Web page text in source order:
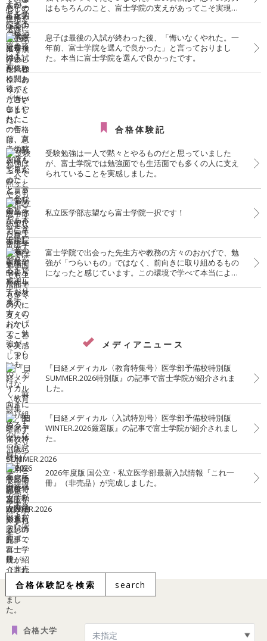
はもちろんのこと、富士学院の支えがあってこそ実現し
息子は最後の入試が終わった後、「悔いなくやれた。一
年前、富士学院を選んで良かった」と言っておりまし
た。本当に富士学院を選んで良かったです。
合格体験記
受験勉強は一人で黙々とやるものだと思っていました
が、富士学院では勉強面でも生活面でも多くの人に支え
られていることを実感しました。
私立医学部志望なら富士学院一択です！
富士学院で出会った先生方や教務の方々のおかげで、勉
強が「つらいもの」ではなく、前向きに取り組めるもの
になったと感じています。この環境で学べて本当によか
メディアニュース
『日経メディカル〈教育特集号〉医学部予備校特別版
SUMMER.2026特別版』の記事で富士学院が紹介されま
した。
『日経メディカル〈入試特別号〉医学部予備校特別版
WINTER.2026厳選版』の記事で富士学院が紹介されまし
た。
2026年度版 国公立・私立医学部最新入試情報『これ一
冊』（非売品）が完成しました。
合格体験記を検索 search
合格大学